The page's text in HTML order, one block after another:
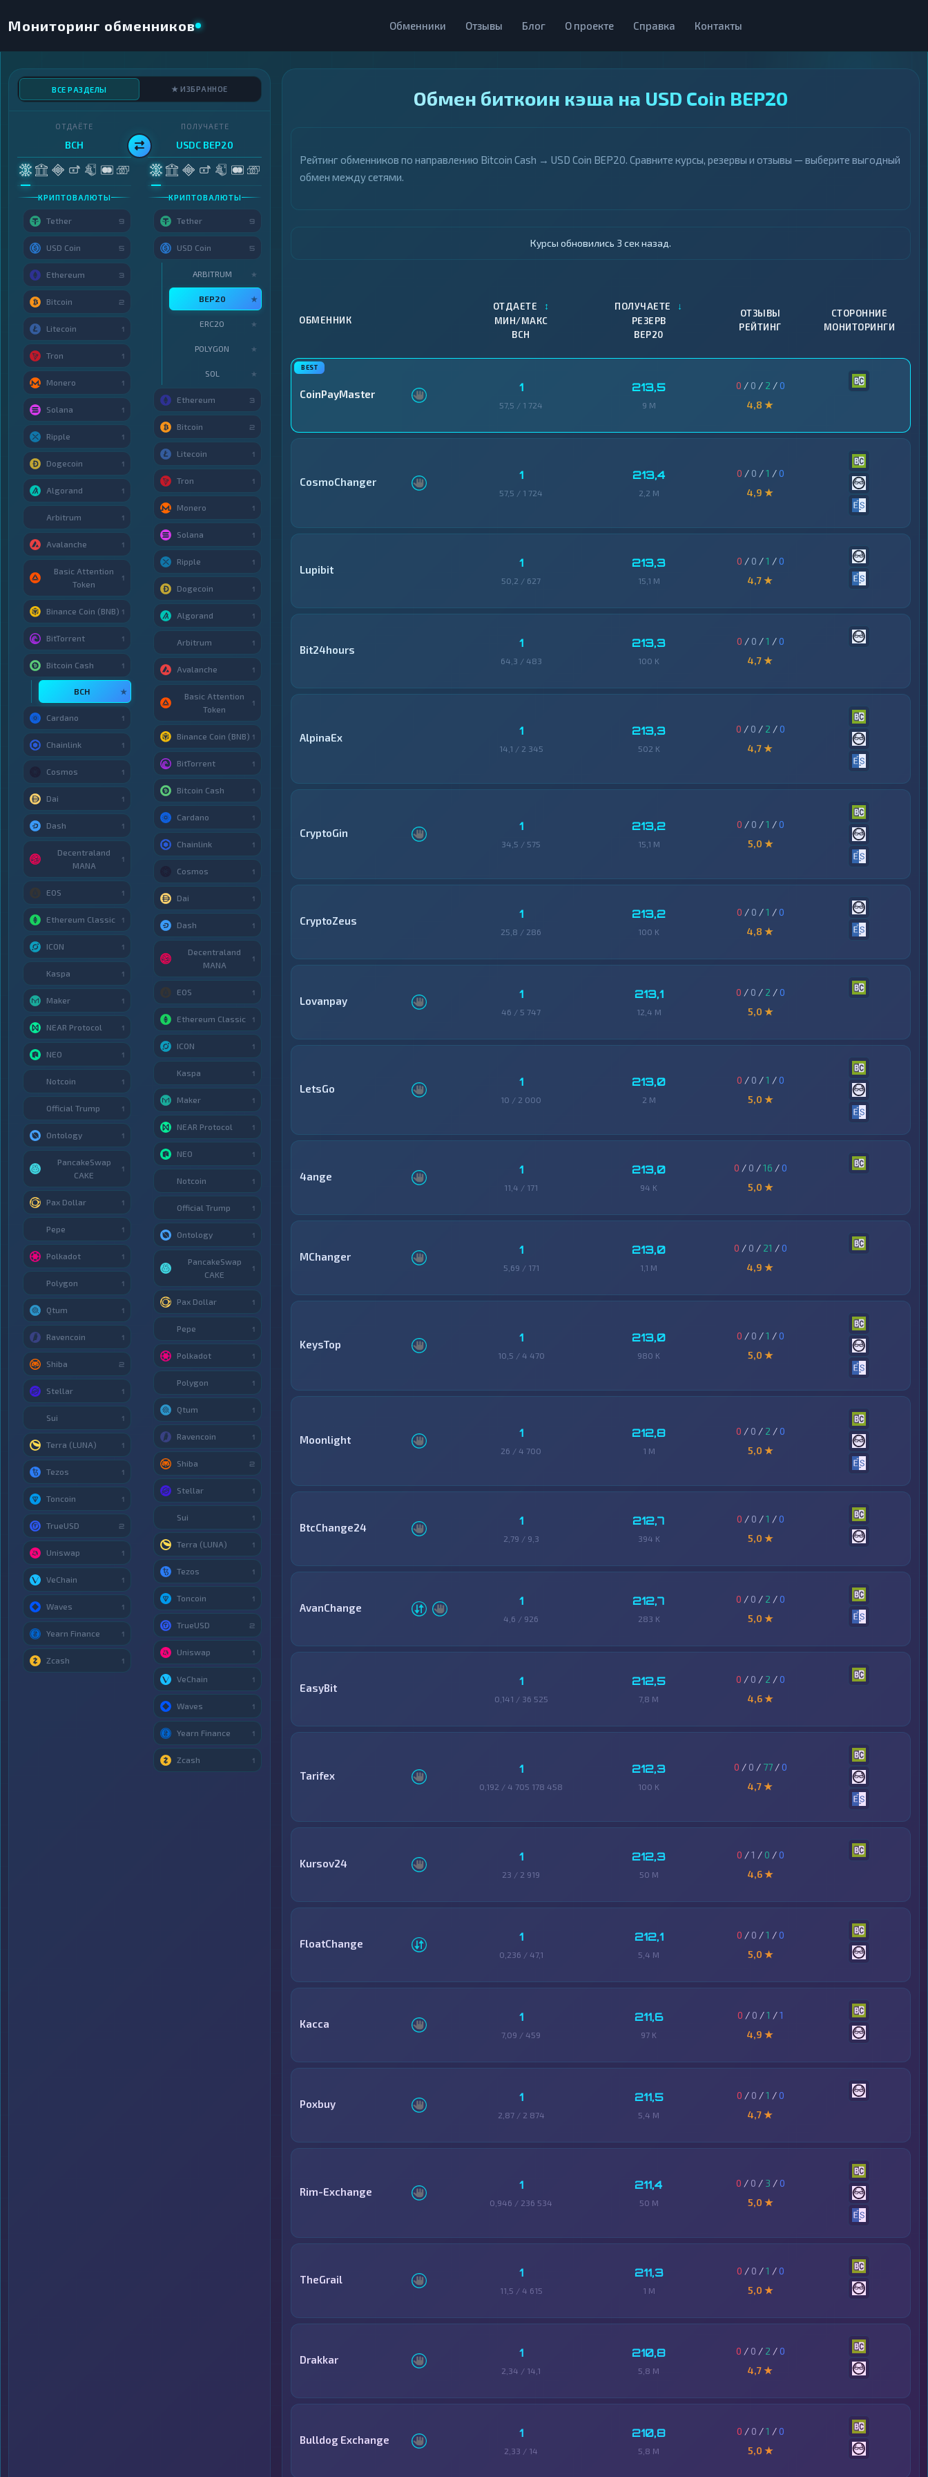
Мониторинг обменников Обменники Отзывы Блог О проекте Справка Контакты
Обмен биткоин кэша на USD Coin BEP20
Рейтинг обменников по направлению Bitcoin Cash → USD Coin BEP20. Сравните курсы, резервы и отзывы — выберите выгодный
обмен между сетями.
Курсы обновились 4 сек назад.
ОБМЕННИК
ОТДАЕТЕ ↕
МИН/МАКС
BCH
ПОЛУЧАЕТЕ ↓
РЕЗЕРВ
BEP20
ОТЗЫВЫ
РЕЙТИНГ
СТОРОННИЕ
МОНИТОРИНГИ
CoinPayMaster 1
57,5 / 1 724
213,5
9 M
0 / 0 / 2 /0
4,8 ★
CosmoChanger 1
57,5 / 1 724
213,4
2,2 M
0 / 0 /1 /0
4,9 ★
Lupibit 1
50,2 / 627
213,3
15,1 M
0 / 0 /1 /0
4,7 ★
Bit24hours 1
64,3 / 483
213,3
100 K
0 / 0 /1 /0
4,7 ★
AlpinaEx 1
14,1 / 2 345
213,3
502 K
0 / 0 / 2 /0
4,7 ★
CryptoGin 1
34,5 / 575
213,2
15,1 M
0 / 0 /1 /0
5,0 ★
CryptoZeus 1
25,8 / 286
213,2
100 K
0 / 0 /1 /0
4,8 ★
Lovanpay 1
46 / 5 747
213,1
12,4 M
0 / 0 / 2 /0
5,0 ★
LetsGo 1
10 / 2 000
213,0
2 M
0 / 0 /1 /0
5,0 ★
4ange 1
11,4 / 171
213,0
94 K
0 / 0 /16 /0
5,0 ★
MChanger 1
5,69 / 171
213,0
1,1 M
0 / 0 / 21 /0
4,9 ★
KeysTop 1
10,5 / 4 470
213,0
980 K
0 / 0 /1 /0
5,0 ★
Moonlight 1
26 / 4 700
212,8
1 M
0 / 0 / 2 /0
5,0 ★
BtcChange24 1
2,79 / 9,3
212,7
394 K
0 / 0 /1 /0
5,0 ★
AvanChange 1
4,6 / 926
212,7
283 K
0 / 0 / 2 /0
5,0 ★
EasyBit 1
0,141 / 36 525
212,5
7,8 M
0 / 0 / 2 /0
4,6 ★
Tarifex 1
0,192 / 4 705 178 458
212,3
100 K
0 / 0 / 77/0
4,7 ★
Kursov24 1
23 / 2 919
212,3
50 M
0 /1 / 0 /0
4,6 ★
FloatChange 1
0,236 / 47,1
212,1
5,4 M
0 / 0 /1 /0
5,0 ★
Касса 1
7,09 / 459
211,6
97 K
0 / 0 /1 /1
4,9 ★
Poxbuy 1
2,87 / 2 874
211,5
5,4 M
0 / 0 /1 /0
4,7 ★
Rim-Exchange 1
0,946 / 236 534
211,4
50 M
0 / 0 / 3 /0
5,0 ★
TheGrail 1
11,5 / 4 615
211,3
1 M
0 / 0 /1 /0
5,0 ★
Drakkar 1
2,34 / 14,1
210,8
5,8 M
0 / 0 / 2 /0
4,7 ★
Bulldog Exchange 1
2,33 / 14
210,8
5,8 M
0 / 0 /1 /0
5,0 ★
ВСЕ РАЗДЕЛЫ ★ ИЗБРАННОЕ
ОТДАЁТЕ
BCH
КРИПТОВАЛЮТЫ
Tether 9
USD Coin 5
Ethereum 3
Bitcoin 2
Litecoin 1
Tron 1
Monero 1
Solana 1
Ripple 1
Dogecoin 1
Algorand 1
Arbitrum 1
Avalanche 1
Basic Attention
Token
1
Binance Coin (BNB) 1
BitTorrent 1
Bitcoin Cash 1
BCH ★
Cardano 1
Chainlink 1
Cosmos 1
Dai 1
Dash 1
Decentraland
MANA
1
EOS 1
Ethereum Classic 1
ICON 1
Kaspa 1
Maker 1
NEAR Protocol 1
NEO 1
Notcoin 1
Official Trump 1
Ontology 1
PancakeSwap
CAKE
1
Pax Dollar 1
Pepe 1
Polkadot 1
Polygon 1
Qtum 1
Ravencoin 1
Shiba 2
Stellar 1
Sui 1
Terra (LUNA) 1
Tezos 1
Toncoin 1
TrueUSD 2
Uniswap 1
VeChain 1
Waves 1
Yearn Finance 1
Zcash 1
ПОЛУЧАЕТЕ
USDC BEP20
КРИПТОВАЛЮТЫ
Tether 9
USD Coin 5
ARBITRUM ★
BEP20 ★
ERC20 ★
POLYGON ★
SOL ★
Ethereum 3
Bitcoin 2
Litecoin 1
Tron 1
Monero 1
Solana 1
Ripple 1
Dogecoin 1
Algorand 1
Arbitrum 1
Avalanche 1
Basic Attention
Token
1
Binance Coin (BNB) 1
BitTorrent 1
Bitcoin Cash 1
Cardano 1
Chainlink 1
Cosmos 1
Dai 1
Dash 1
Decentraland
MANA
1
EOS 1
Ethereum Classic 1
ICON 1
Kaspa 1
Maker 1
NEAR Protocol 1
NEO 1
Notcoin 1
Official Trump 1
Ontology 1
PancakeSwap
CAKE
1
Pax Dollar 1
Pepe 1
Polkadot 1
Polygon 1
Qtum 1
Ravencoin 1
Shiba 2
Stellar 1
Sui 1
Terra (LUNA) 1
Tezos 1
Toncoin 1
TrueUSD 2
Uniswap 1
VeChain 1
Waves 1
Yearn Finance 1
Zcash 1